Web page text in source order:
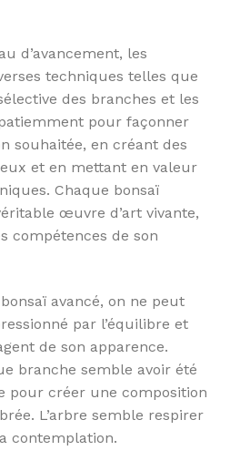
d’avancement, les
techniques telles que
des branches et les
pour façonner
souhaitée, en créant des
et en mettant en valeur
Chaque bonsaï
œuvre d’art vivante,
compétences de son
avancé, on ne peut
par l’équilibre et
de son apparence.
branche semble avoir été
pour créer une composition
L’arbre semble respirer
contemplation.